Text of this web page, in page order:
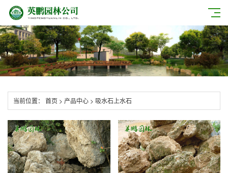
当前位置： 首页 > 产品中心 > 吸水石上水石